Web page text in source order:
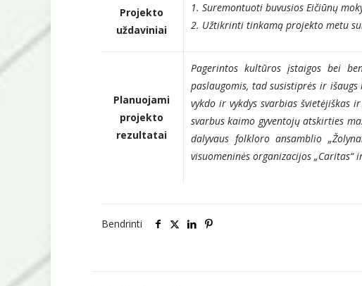
Projekto
uždaviniai
1. Suremontuoti buvusios Eičiūnų
2. Užtikrinti tinkamą projekto metu
Planuojami
projekto
rezultatai
Pagerintos kultūros įstaigos bei
paslaugomis, tad susistiprės ir
vykdo ir vykdys svarbias
svarbus kaimo gyventojų atskirties
dalyvaus folkloro ansamblio
visuomeninės organizacijos
Bendrinti